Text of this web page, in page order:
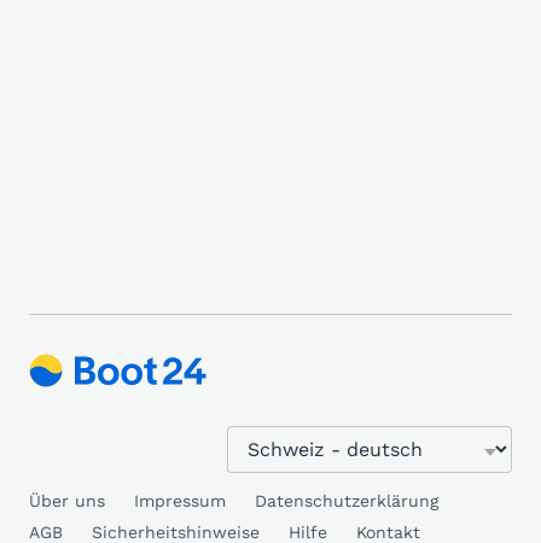
Über uns Impressum
Datenschutzerklärung
AGB
Sicherheitshinweise Hilfe Kontakt